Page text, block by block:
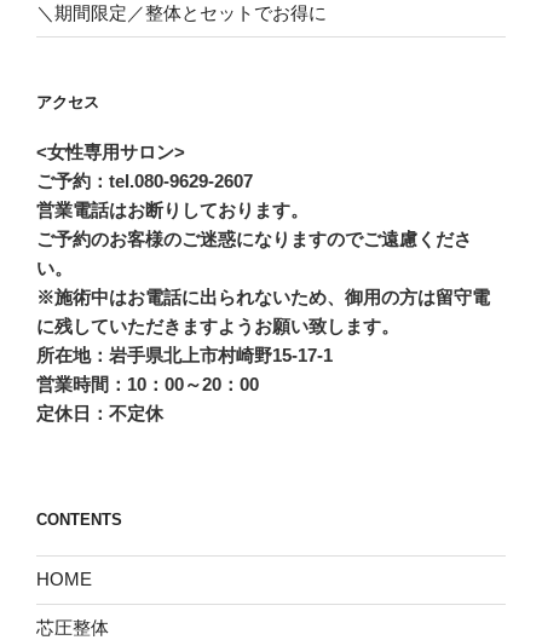
＼期間限定／整体とセットでお得に
アクセス
<女性専用サロン>
ご予約：tel.080-9629-2607
営業電話はお断りしております。
ご予約のお客様のご迷惑になりますのでご遠慮くださ
い。
※施術中はお電話に出られないため、御用の方は留守電
に残していただきますようお願い致します。
所在地：岩手県北上市村崎野15-17-1
営業時間：10：00～20：00
定休日：不定休
CONTENTS
HOME
芯圧整体